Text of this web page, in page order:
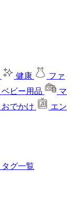
健康
ファ
ベビー用品
マ
おでかけ
エン
タグ一覧